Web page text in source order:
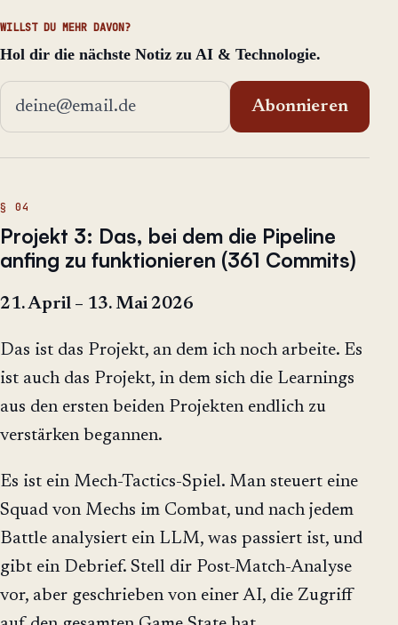
WILLST DU MEHR DAVON?
Hol dir die nächste Notiz zu AI & Technologie.
E-Mail-Adresse
Abonnieren
Projekt 3: Das, bei dem die Pipeline
anfing zu funktionieren (361 Commits)
21. April – 13. Mai 2026
Das ist das Projekt, an dem ich noch arbeite. Es
ist auch das Projekt, in dem sich die Learnings
aus den ersten beiden Projekten endlich zu
verstärken begannen.
Es ist ein Mech-Tactics-Spiel. Man steuert eine
Squad von Mechs im Combat, und nach jedem
Battle analysiert ein LLM, was passiert ist, und
gibt ein Debrief. Stell dir Post-Match-Analyse
vor, aber geschrieben von einer AI, die Zugriff